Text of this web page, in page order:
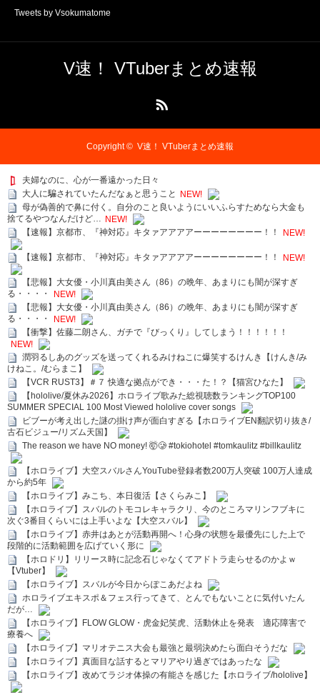
Tweets by Vsokumatome
V速！ VTuberまとめ速報
Copyright © V速！ VTuberまとめ速報
夫婦なのに、心が一番遠かった日々
大人に騙されていたんだなぁと思うこと
NEW!
母が偽善的で鼻に付く。自分のこと良いようにいいふらすためなら大金も
捨てるやつなんだけど… NEW!
【速報】京都市、『神対応』キタァアアアアーーーーーーーー！！
NEW!
【速報】京都市、『神対応』キタァアアアアーーーーーーーー！！ NEW!
【悲報】大女優・小川真由美さん（86）の晩年、あまりにも闇が深すぎ
る・・・・
NEW!
【悲報】大女優・小川真由美さん（86）の晩年、あまりにも闇が深すぎ
る・・・・
NEW!
【衝撃】佐藤二朗さん、ガチで『びっくり』してしまう！！！！！！
NEW!
潤羽るしあのグッズを送ってくれるみけねこに爆笑するけんき【けんき/み
けねこ。/むらまこ】
【VCR RUST3】＃７ 快適な拠点ができ・・・た！？【猫宮ひなた】
【hololive/夏休み2026】ホロライブ歌みた総視聴数ランキングTOP100
SUMMER SPECIAL 100 Most Viewed hololive cover songs
ビブーが考え出した謎の掛け声が面白すぎる【ホロライブEN翻訳切り抜き/
古石ビジュー/リズム天国】
The reason we have NO money! 🤯🥲 #tokiohotel #tomkaulitz #billkaulitz
【ホロライブ】大空スバルさんYouTube登録者数200万人突破 100万人達成
から約5年
【ホロライブ】みこち、本日復活【さくらみこ】
【ホロライブ】スバルのトモコレキャラクリ、今のところマリンフブキに
次ぐ3番目くらいには上手いよな【大空スバル】
【ホロライブ】赤井はあとが活動再開へ！心身の状態を最優先にした上で
段階的に活動範囲を広げていく形に
【ホロドリ】リリース時に記念石じゃなくてアドトラ走らせるのかよｗ
【Vtuber】
【ホロライブ】スバルが今日からぽこあだよね
ホロライブエキスポ＆フェス行ってきて、とんでもないことに気付いたん
だが…
【ホロライブ】FLOW GLOW・虎金妃笑虎、活動休止を発表 適応障害で
療養へ
【ホロライブ】マリオテニス大会も最強と最弱決めたら面白そうだな
【ホロライブ】真面目な話するとマリアやり過ぎではあったな
【ホロライブ】改めてラジオ体操の有能さを感じた【ホロライブ/hololive】